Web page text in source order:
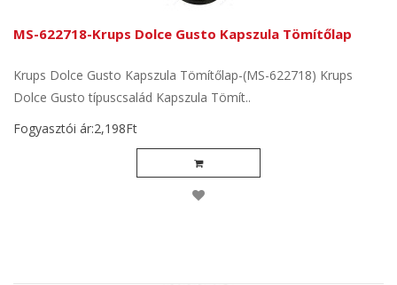
MS-622718-Krups Dolce Gusto Kapszula Tömítőlap
Krups Dolce Gusto Kapszula Tömítőlap-(MS-622718) Krups
Dolce Gusto típuscsalád Kapszula Tömít..
Fogyasztói ár:2,198Ft